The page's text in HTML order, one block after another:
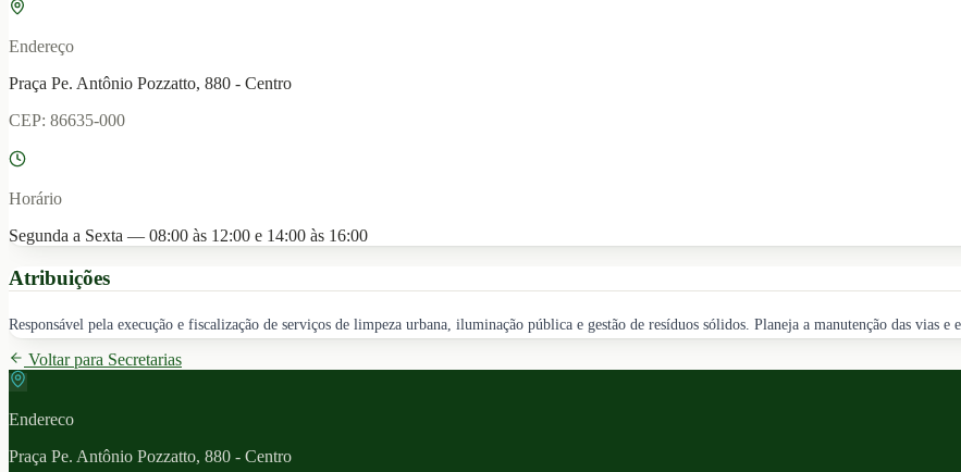
Endereço
Praça Pe. Antônio Pozzatto, 880 - Centro
CEP: 86635-000
Horário
Segunda a Sexta — 08:00 às 12:00 e 14:00 às 16:00
Atribuições
Responsável pela execução e fiscalização de serviços de limpeza urbana, iluminação pública e gestão de resíduos sólidos. Planeja a manutenção das vias e
Voltar para Secretarias
Endereco
Praça Pe. Antônio Pozzatto, 880 - Centro